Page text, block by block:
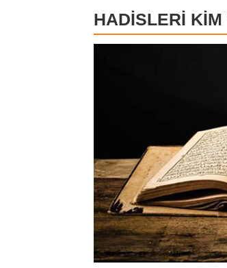
HADİSLERİ